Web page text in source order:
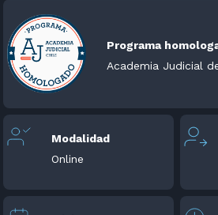
Programa
Academia Judicial
Modalidad
Online